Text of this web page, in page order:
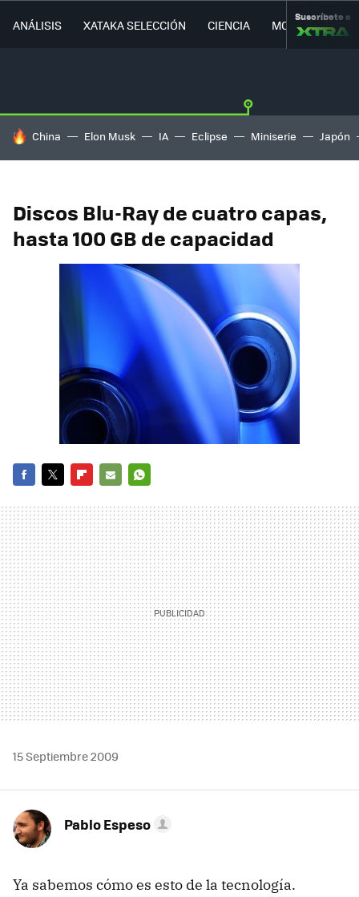
ANÁLISIS XATAKA SELECCIÓN CIENCIA MOVILIDAD
Suscríbete a
HOY SE HABLA DE
China Elon Musk IA Eclipse Miniserie Japón
Discos Blu-Ray de cuatro capas,
hasta 100 GB de capacidad
MAIL
15 Septiembre 2009
Pablo Espeso
Ya sabemos cómo es esto de la tecnología.